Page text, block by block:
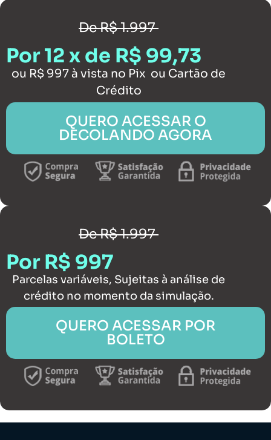
De R$ 1.997
Por 12 x de R$ 99,73
ou R$ 997 à vista no Pix ou Cartão de
Crédito
QUERO ACESSAR O
DECOLANDO AGORA
De R$ 1.997
Por R$ 997
Parcelas variáveis, Sujeitas à análise de
crédito no momento da simulação.
QUERO ACESSAR POR
BOLETO